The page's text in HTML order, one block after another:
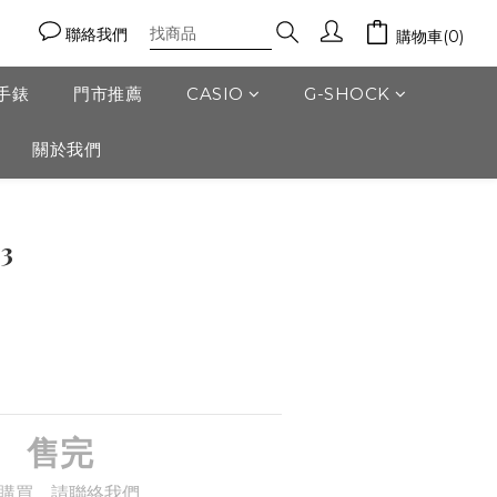
聯絡我們 購物車(0)
錶 門市推薦 CASIO G-SHOCK
關於我們
售完